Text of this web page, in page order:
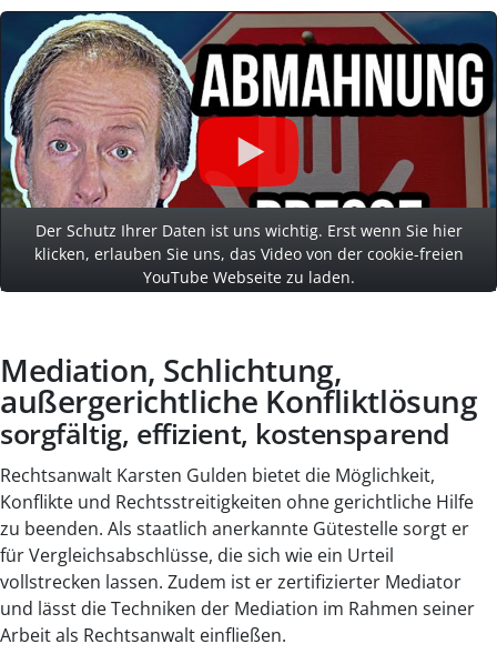
Der Schutz Ihrer Daten ist uns wichtig. Erst wenn Sie hier
klicken, erlauben Sie uns, das Video von der cookie-freien
YouTube Webseite zu laden.
Mediation, Schlichtung,
außergerichtliche Konfliktlösung
sorgfältig, effizient, kostensparend
Rechtsanwalt Karsten Gulden bietet die Möglichkeit,
Konflikte und Rechtsstreitigkeiten ohne gerichtliche Hilfe
zu beenden. Als staatlich anerkannte Gütestelle sorgt er
für Vergleichsabschlüsse, die sich wie ein Urteil
vollstrecken lassen. Zudem ist er zertifizierter Mediator
und lässt die Techniken der Mediation im Rahmen seiner
Arbeit als Rechtsanwalt einfließen.